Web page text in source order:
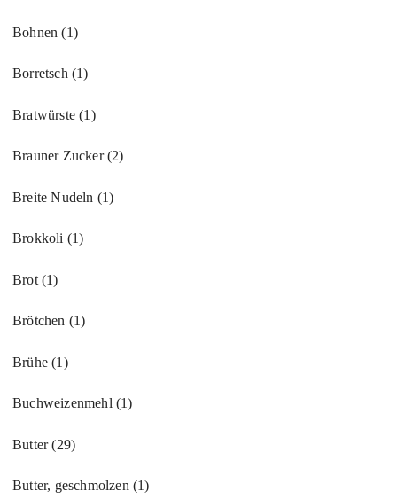
Bohnen(1)
Borretsch (1)
Bratwürste(1)
Brauner Zucker(2)
Breite Nudeln (1)
Brokkoli (1)
Brot (1)
Brötchen (1)
Brühe(1)
Buchweizenmehl (1)
Butter(29)
Butter, geschmolzen (1)